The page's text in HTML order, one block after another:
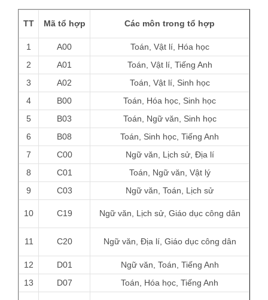
TT Mã tổ hợp Các môn trong tổ hợp
1 A00
Toán, Vật lí, Hóa học
2
A01
Toán, Vật lí, Tiếng Anh
3
A02
Toán, Vật lí, Sinh học
4
B00
Toán, Hóa học, Sinh học
5
B03
Toán, Ngữ văn, Sinh học
6
B08
Toán, Sinh học, Tiếng Anh
7
C00
Ngữ văn, Lịch sử, Địa lí
8
C01
Toán, Ngữ văn, Vật lý
9
C03 Ngữ văn, Toán, Lịch sử
10 C19 Ngữ văn, Lịch sử, Giáo dục công dân
11 C20 Ngữ văn, Địa lí, Giáo dục công dân
12 D01
Ngữ văn, Toán, Tiếng Anh
13
D07 Toán, Hóa học, Tiếng Anh